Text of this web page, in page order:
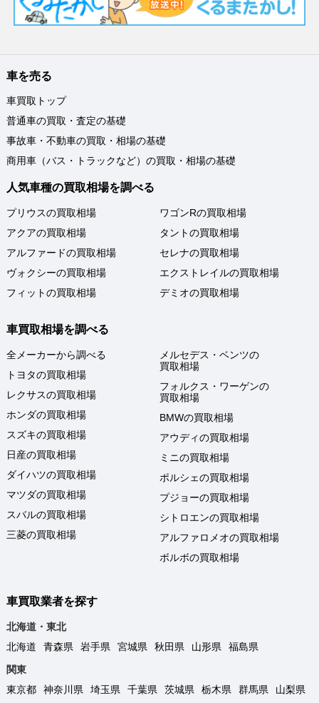
車を売る
車買取トップ
普通車の買取・査定の基礎
事故車・不動車の買取・相場の基礎
商用車（バス・トラックなど）の買取・相場の基礎
人気車種の買取相場を調べる
プリウスの買取相場
アクアの買取相場
アルファードの買取相場
ヴォクシーの買取相場
フィットの買取相場
ワゴンRの買取相場
タントの買取相場
セレナの買取相場
エクストレイルの買取相場
デミオの買取相場
車買取相場を調べる
全メーカーから調べる
トヨタの買取相場
レクサスの買取相場
ホンダの買取相場
スズキの買取相場
日産の買取相場
ダイハツの買取相場
マツダの買取相場
スバルの買取相場
三菱の買取相場
メルセデス・ベンツの
買取相場
フォルクス・ワーゲンの
買取相場
BMWの買取相場
アウディの買取相場
ミニの買取相場
ポルシェの買取相場
プジョーの買取相場
シトロエンの買取相場
アルファロメオの買取相場
ボルボの買取相場
車買取業者を探す
北海道・東北
北海道
青森県 岩手県 宮城県 秋田県 山形県
福島県
関東
東京都
神奈川県 埼玉県 千葉県 茨城県 栃木県 群馬県
山梨県